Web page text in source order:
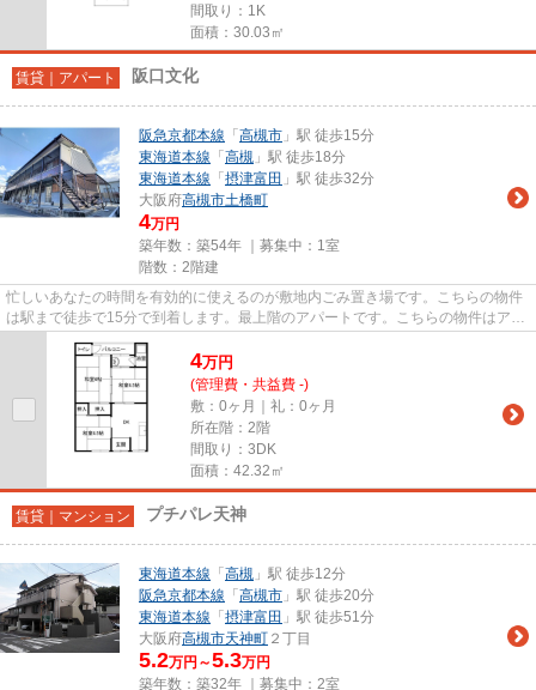
間取り：1K
面積：30.03㎡
賃貸｜アパート 阪口文化
阪急京都本線 「 高槻市 」駅 徒歩15分
東海道本線 「 高槻 」駅 徒歩18分
東海道本線 「 摂津富田 」駅 徒歩32分
大阪府高槻市土橋町
4万円
築年数：築54年 ｜募集中： 1室
階数：2階建
忙しいあなたの時間を有効的に使えるのが敷地内ごみ置き場です。こちらの物件
は駅まで徒歩で15分で到着します。最上階のアパートです。こちらの物件はアパ
ートです。shop001@chintaili...
4万円
(管理費・共益費 -)
敷：0ヶ月｜礼：0ヶ月
所在階：2階
間取り：3DK
面積：42.32㎡
賃貸｜マンション プチパレ天神
東海道本線 「 高槻 」駅 徒歩12分
阪急京都本線 「 高槻市 」駅 徒歩20分
東海道本線 「 摂津富田 」駅 徒歩51分
大阪府高槻市天神町 ２丁目
5.2万円～5.3万円
築年数：築32年 ｜募集中： 2室